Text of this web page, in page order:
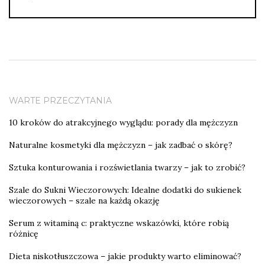
WARTE PRZECZYTANIA
10 kroków do atrakcyjnego wyglądu: porady dla mężczyzn
Naturalne kosmetyki dla mężczyzn – jak zadbać o skórę?
Sztuka konturowania i rozświetlania twarzy – jak to zrobić?
Szale do Sukni Wieczorowych: Idealne dodatki do sukienek
wieczorowych – szale na każdą okazję
Serum z witaminą c: praktyczne wskazówki, które robią
różnicę
Dieta niskotłuszczowa – jakie produkty warto eliminować?